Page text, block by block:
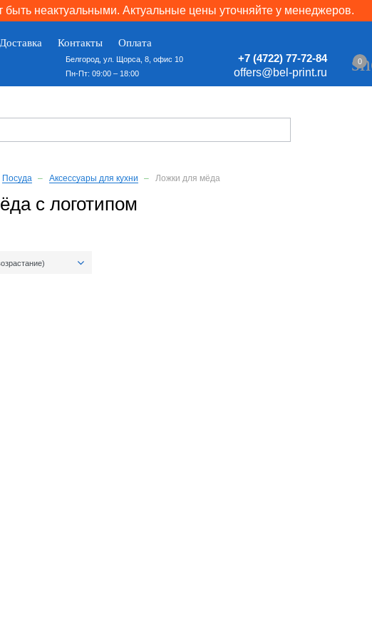
неактуальными. Актуальные цены уточняйте у менеджеров.
Доставка Контакты Оплата
Белгород, ул. Щорса, 8, офис 10
Пн-Пт: 09:00 – 18:00
+7 (4722) 77-72-84
offers@bel-print.ru
0
Посуда Аксессуары для кухни Ложки для мёда
с логотипом